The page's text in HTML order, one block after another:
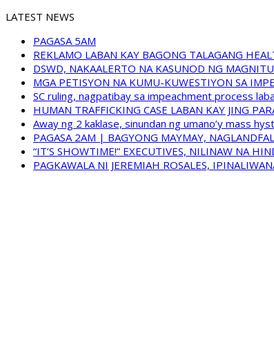
LATEST NEWS
PAGASA 5AM
REKLAMO LABAN KAY BAGONG TALAGANG
DSWD, NAKAALERTO NA KASUNOD NG
MGA PETISYON NA KUMU-KUWESTIYON SA
SC ruling, nagpatibay sa impeachment process
HUMAN TRAFFICKING CASE LABAN KAY JING
Away ng 2 kaklase, sinundan ng umano’y mass
PAGASA 2AM | BAGYONG MAYMAY,
“IT’S SHOWTIME!” EXECUTIVES, NILINAW NA
PAGKAWALA NI JEREMIAH ROSALES,